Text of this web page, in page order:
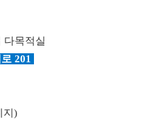
다목적실
201
)